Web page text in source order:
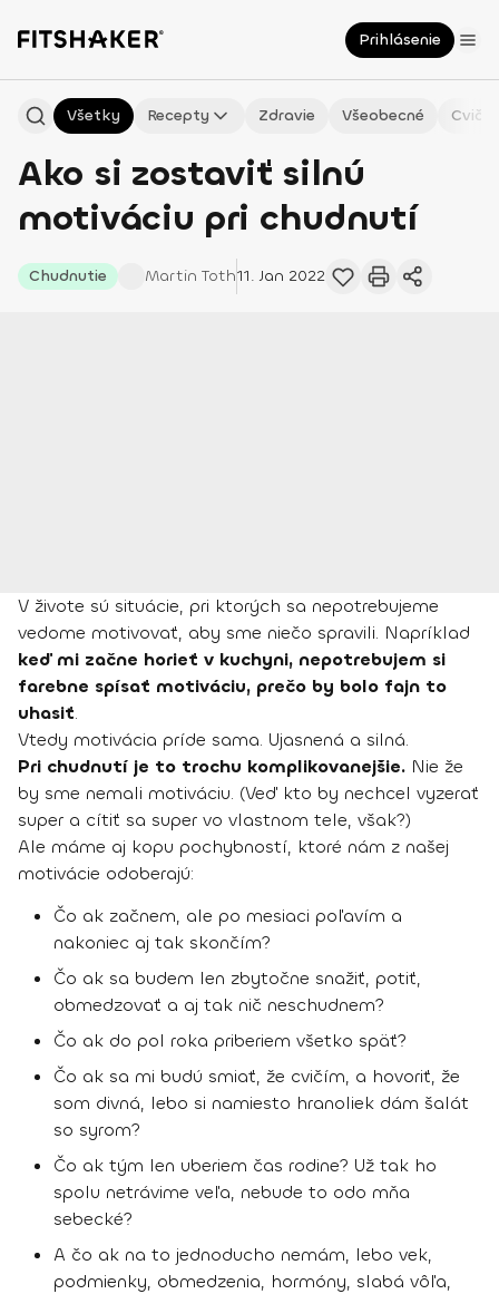
Prihlásenie
Všetky Recepty Zdravie Všeobecné
Ako si zostaviť silnú
motiváciu pri chudnutí
Chudnutie Martin Toth11. Jan 2022
V živote sú situácie, pri ktorých sa nepotrebujeme
vedome motivovať, aby sme niečo spravili. Napríklad
keď mi začne horieť v kuchyni, nepotrebujem si
farebne spísať motiváciu, prečo by bolo fajn to
uhasiť.
Vtedy motivácia príde sama. Ujasnená a silná.
Pri chudnutí je to trochu komplikovanejšie. Nie že
by sme nemali motiváciu. (Veď kto by nechcel vyzerať
super a cítiť sa super vo vlastnom tele, však?)
Ale máme aj kopu pochybností, ktoré nám z našej
motivácie odoberajú:
Čo ak začnem, ale po mesiaci poľavím a
nakoniec aj tak skončím?
Čo ak sa budem len zbytočne snažiť, potiť,
obmedzovať a aj tak nič neschudnem?
Čo ak do pol roka priberiem všetko späť?
Čo ak sa mi budú smiať, že cvičím, a hovoriť, že
som divná, lebo si namiesto hranoliek dám šalát
so syrom?
Čo ak tým len uberiem čas rodine? Už tak ho
spolu netrávime veľa, nebude to odo mňa
sebecké?
A čo ak na to jednoducho nemám, lebo vek,
podmienky, obmedzenia, hormóny, slabá vôľa,